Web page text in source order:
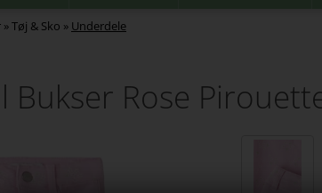
»Tøj & Sko » Underdele
Bukser Rose